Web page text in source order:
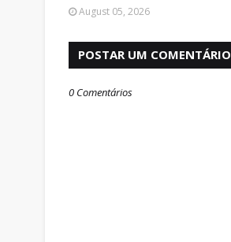
August 05, 2026
POSTAR UM COMENTÁRIO
0 Comentários